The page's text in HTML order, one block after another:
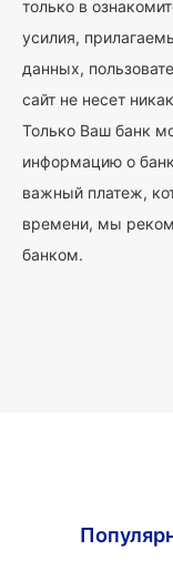
только в
усилия,
данных,
сайт не несет
Только Ваш банк
информацию о
важный платеж,
времени, мы
банком.